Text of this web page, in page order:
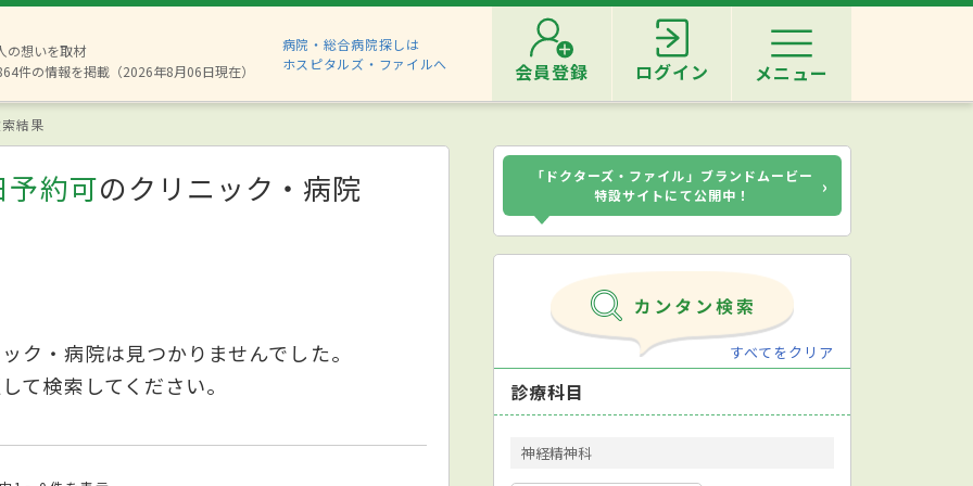
の想いを取材
件の情報を掲載（2026年8月06日現在）
病院・総合病院探しは
ホスピタルズ・ファイルへ
会員登録 ログイン メニュー
結果
約可のクリニック・病院
ク・病院は見つかりませんでした。
て検索してください。
「ドクターズ・ファイル」ブランドムービー
特設サイトにて公開中！
›
すべてをクリア
診療科目
神経精神科